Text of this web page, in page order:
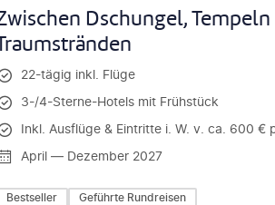
Dschungel,
22-tägig inkl. Flüge
3-/4-Sterne-Hotels mit Frühstück
Inkl. Ausflüge & Eintritte i. W. v. ca. 600 €
April — Dezember 2027
Bestseller Geführte Rundreisen